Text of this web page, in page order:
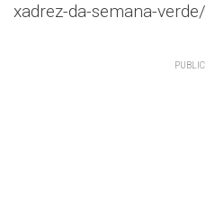
xadrez-da-semana-verde/